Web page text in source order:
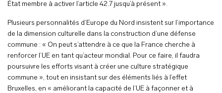
État membre à activer l’article 42.7 jusqu’à présent ».
Plusieurs personnalités d’Europe du Nord insistent sur l’importance
de la dimension culturelle dans la construction d’une défense
commune : « On peut s’attendre à ce que la France cherche à
renforcer l’UE en tant qu’acteur mondial. Pour ce faire, il faudra
poursuivre les efforts visant à créer une culture stratégique
commune », tout en insistant sur des éléments liés à l’effet
Bruxelles, en « améliorant la capacité de l’UE à façonner et à